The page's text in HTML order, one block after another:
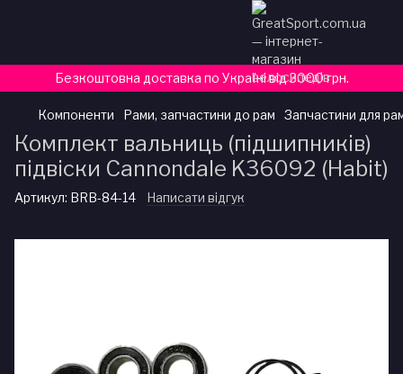
Безкоштовна доставка по Україні від 3000 грн.
Компоненти Рами, запчастини до рам Запчастини для
Комплект вальниць (підшипників)
підвіски Cannondale K36092 (Habit)
Артикул: BRB-84-14 Написати відгук